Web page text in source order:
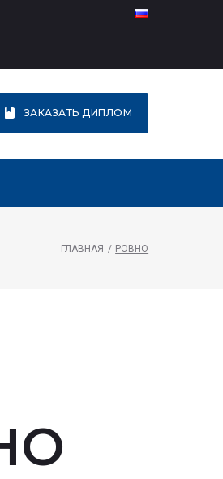
ЗАКАЗАТЬ ДИПЛОМ
ГЛАВНАЯ / РОВНО